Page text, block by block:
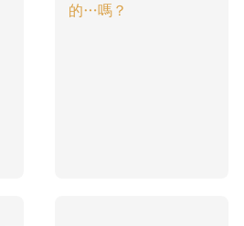
的…嗎？